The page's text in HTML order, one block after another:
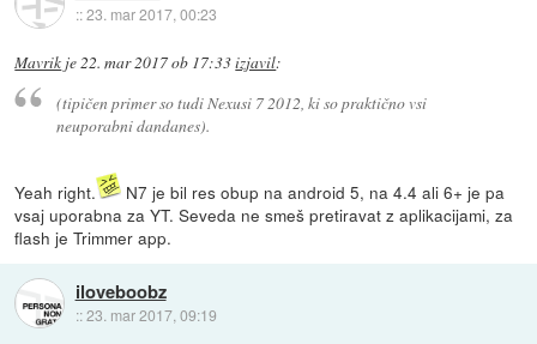
::23. mar 2017, 00:23
Mavrik je22. mar 2017 ob 17:33izjavil:
(tipičen primer so tudi Nexusi 7 2012, ki so praktično vsi
neuporabni dandanes).
Yeah right.
N7 je bil res obup na android 5, na 4.4 ali 6+ je pa
vsaj uporabna za YT. Seveda ne smeš pretiravat z aplikacijami, za
flash je Trimmer app.
iloveboobz
::23. mar 2017, 09:19